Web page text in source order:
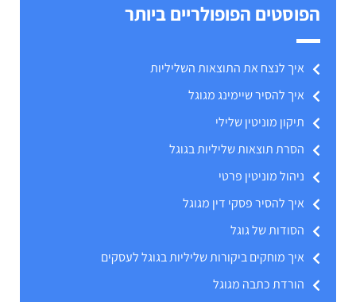
הפוסטים הפופולריים ביותר
איך לנצח את התוצאות השליליות
איך להסיר שיימינג מגוגל
תיקון מוניטין שלילי
הסרת תוצאות שליליות בגוגל
ניהול מוניטין פרטי
איך להסיר פסקי דין מגוגל
הסודות של גוגל
איך מוחקים ביקורות שליליות בגוגל לעסקים
הורדת כתבה מגוגל